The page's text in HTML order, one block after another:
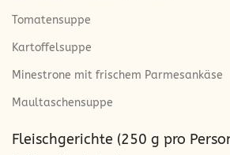
Tomatensuppe
Kartoffelsuppe
Minestrone mit frischem Parmesankäse
Maultaschensuppe
Fleischgerichte (250 g pro